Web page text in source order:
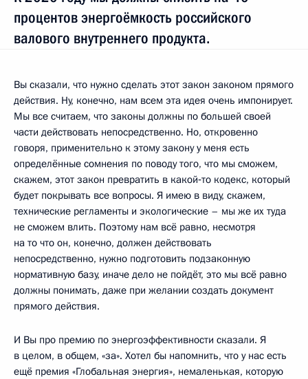
процентов энергоёмкость российского
валового внутреннего продукта.
Вы сказали, что нужно сделать этот закон законом прямого
действия. Ну, конечно, нам всем эта идея очень импонирует.
Мы все считаем, что законы должны по большей своей
части действовать непосредственно. Но, откровенно
говоря, применительно к этому закону у меня есть
определённые сомнения по поводу того, что мы сможем,
скажем, этот закон превратить в какой‑то кодекс, который
будет покрывать все вопросы. Я имею в виду, скажем,
технические регламенты и экологические – мы же их туда
не сможем влить. Поэтому нам всё равно, несмотря
на то что он, конечно, должен действовать
непосредственно, нужно подготовить подзаконную
нормативную базу, иначе дело не пойдёт, это мы всё равно
должны понимать, даже при желании создать документ
прямого действия.
И Вы про премию по энергоэффективности сказали. Я
в целом, в общем, «за». Хотел бы напомнить, что у нас есть
ещё премия «Глобальная энергия», немаленькая, которую